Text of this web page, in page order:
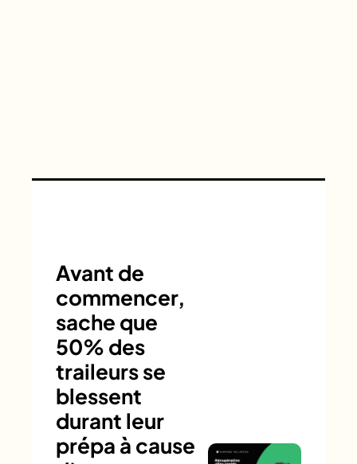
Avant de
commencer,
sache que
50% des
traileurs se
blessent
durant leur
prépa à cause